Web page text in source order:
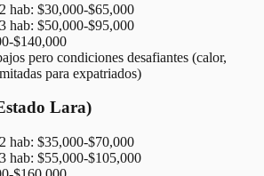
hab: $30,000-$65,000
hab: $50,000-$95,000
$140,000
pero condiciones desafiantes (calor,
para expatriados)
Lara)
hab: $35,000-$70,000
hab: $55,000-$105,000